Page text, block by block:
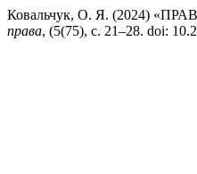
Ковальчук, О. Я. (2024)
права, (5(75), с. 21–28. doi: